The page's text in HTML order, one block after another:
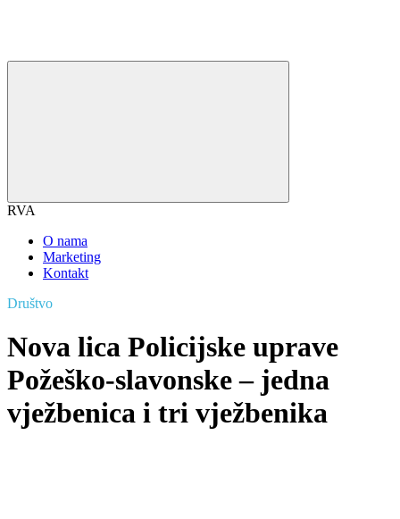
RVA
O nama
Marketing
Kontakt
Društvo
Nova lica Policijske uprave
Požeško-slavonske – jedna
vježbenica i tri vježbenika